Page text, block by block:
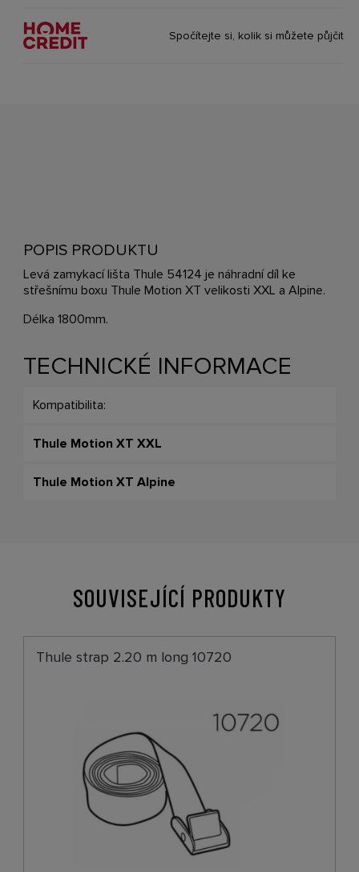
Spočítejte si, kolik si můžete půjčit
POPIS PRODUKTU
Levá zamykací lišta Thule 54124 je náhradní díl ke
střešnímu boxu Thule Motion XT velikosti XXL a Alpine.
Délka 1800mm.
TECHNICKÉ INFORMACE
Kompatibilita:
Thule Motion XT XXL
Thule Motion XT Alpine
SOUVISEJÍCÍ PRODUKTY
Thule strap 2.20 m long 10720